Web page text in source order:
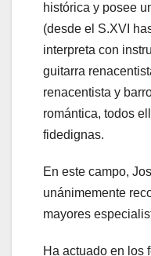
histórica y posee
(desde el S.XVI
interpreta con
guitarra
renacentista y
romántica, todos
fidedignas.
En este campo,
unánimemente
mayores
Ha actuado en los